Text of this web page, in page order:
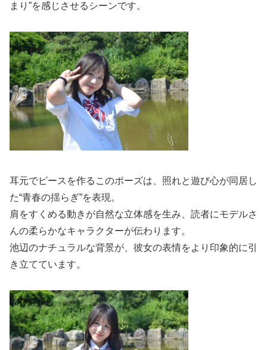
まり”を感じさせるシーンです。
耳元でピースを作るこのポーズは、照れと遊び心が同居し
た“青春の揺らぎ”を表現。
肩をすくめる動きが自然な立体感を生み、読者にモデルさ
んの柔らかなキャラクターが伝わります。
池辺のナチュラルな背景が、彼女の表情をより印象的に引
き立てています。